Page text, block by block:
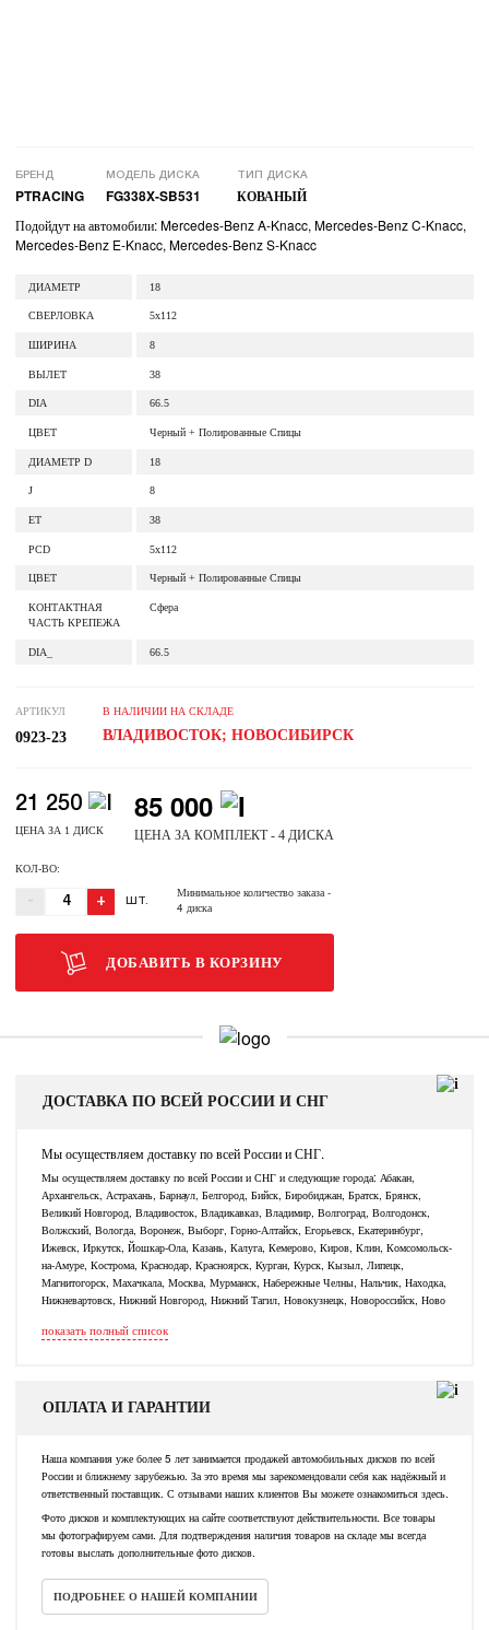
БРЕНД
PTRACING
МОДЕЛЬ ДИСКА
FG338X-SB531
ТИП ДИСКА
КОВАНЫЙ
Подойдут на автомобили: Mercedes-Benz A-Knacc, Mercedes-Benz C-Knacc,
Mercedes-Benz E-Knacc, Mercedes-Benz S-Knacc
ДИАМЕТР 18
СВЕРЛОВКА 5x112
ШИРИНА 8
ВЫЛЕТ 38
DIA 66.5
ЦВЕТ Черный + Полированные Спицы
ДИАМЕТР D 18
J 8
ET 38
PCD 5x112
ЦВЕТ Черный + Полированные Спицы
КОНТАКТНАЯ
ЧАСТЬ КРЕПЕЖА
Сфера
DIA_ 66.5
АРТИКУЛ
0923-23
В НАЛИЧИИ НА СКЛАДЕ
ВЛАДИВОСТОК; НОВОСИБИРСК
21 250
ЦЕНА ЗА 1 ДИСК
85 000
ЦЕНА ЗА КОМПЛЕКТ - 4 ДИСКА
КОЛ-ВО:
- +
Минимальное количество заказа -
4 диска
ДОБАВИТЬ В КОРЗИНУ
ДОСТАВКА ПО ВСЕЙ РОССИИ И СНГ
Мы осуществляем доставку по всей России и СНГ.
Мы осуществляем доставку по всей России и СНГ и следующие города: Абакан,
Архангельск, Астрахань, Барнаул, Белгород, Бийск, Биробиджан, Братск, Брянск,
Великий Новгород, Владивосток, Владикавказ, Владимир, Волгоград, Волгодонск,
Волжский, Вологда, Воронеж, Выборг, Горно-Алтайск, Егорьевск, Екатеринбург,
Ижевск, Иркутск, Йошкар-Ола, Казань, Калуга, Кемерово, Киров, Клин, Комсомольск-
на-Амуре, Кострома, Краснодар, Красноярск, Курган, Курск, Кызыл, Липецк,
Магнитогорск, Махачкала, Москва, Мурманск, Набережные Челны, Нальчик, Находка,
Нижневартовск, Нижний Новгород, Нижний Тагил, Новокузнецк, Новороссийск, Ново
показать полный список
ОПЛАТА И ГАРАНТИИ
Наша компания уже более 5 лет занимается продажей автомобильных дисков по всей
России и ближнему зарубежью. За это время мы зарекомендовали себя как надёжный и
ответственный поставщик. С отзывами наших клиентов Вы можете ознакомиться здесь.
Фото дисков и комплектующих на сайте соответствуют действительности. Все товары
мы фотографируем сами. Для подтверждения наличия товаров на складе мы всегда
готовы выслать дополнительные фото дисков.
ПОДРОБНЕЕ О НАШЕЙ КОМПАНИИ